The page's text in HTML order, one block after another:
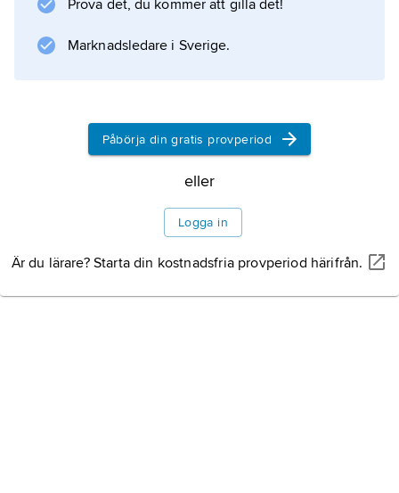
Prova det, du kommer att gilla det!
Marknadsledare i Sverige.
Påbörja din gratis provperiod
eller
Logga in
Är du lärare? Starta din kostnadsfria provperiod härifrån.